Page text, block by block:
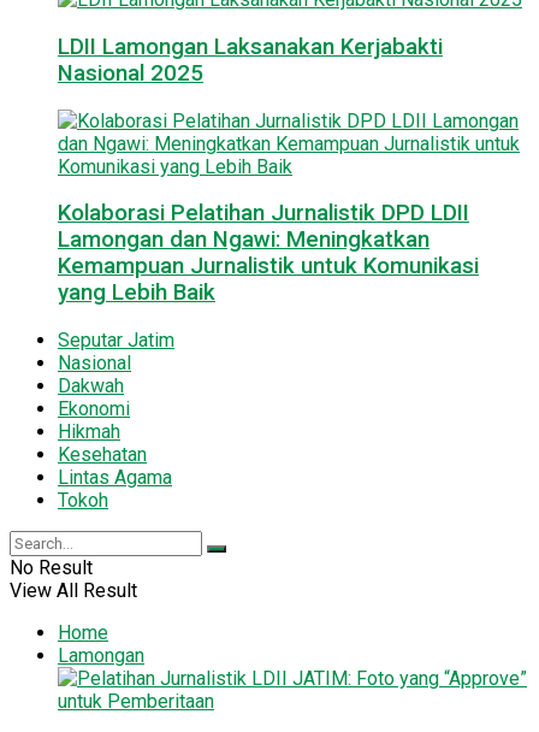
LDII Lamongan Laksanakan Kerjabakti
Nasional 2025
Kolaborasi Pelatihan Jurnalistik DPD LDII
Lamongan dan Ngawi: Meningkatkan
Kemampuan Jurnalistik untuk Komunikasi
yang Lebih Baik
Seputar Jatim
Nasional
Dakwah
Ekonomi
Hikmah
Kesehatan
Lintas Agama
Tokoh
No Result
View All Result
Home
Lamongan